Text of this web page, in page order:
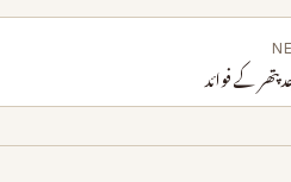
پتھر کے فوائد